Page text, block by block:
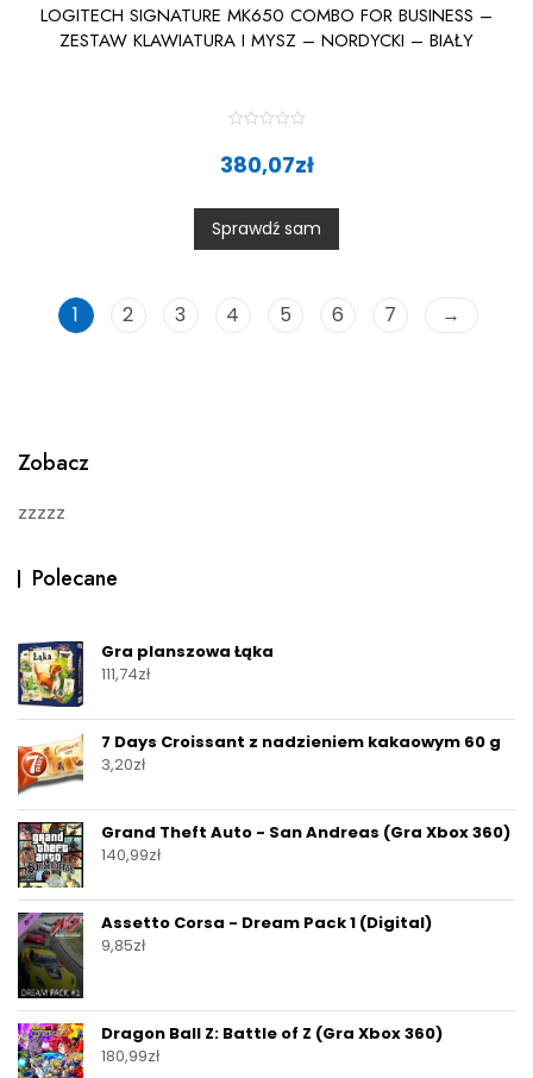
LOGITECH SIGNATURE MK650 COMBO FOR BUSINESS –
ZESTAW KLAWIATURA I MYSZ – NORDYCKI – BIAŁY
a
t
0
o
u
t
380,07zł
Sprawdź sam
1 2 3 4 5 6 7 →
Zobacz
zzzzz
Polecane
Gra planszowa Łąka
111,74zł
7 Days Croissant z nadzieniem kakaowym 60 g
3,20zł
Grand Theft Auto - San Andreas (Gra Xbox 360)
140,99zł
Assetto Corsa - Dream Pack 1 (Digital)
9,85zł
Dragon Ball Z: Battle of Z (Gra Xbox 360)
180,99zł